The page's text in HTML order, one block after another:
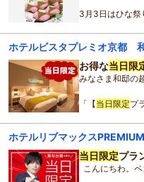
3月3日はひな祭
で朝
※素泊まりプラ
ホテルビスタプレミオ京都
お得な当日限
みなさま和邸の
「【当日限定プ
をご存知でしょ
ホテルリブマックス
当日限定プラ
こんにちわ。ペ